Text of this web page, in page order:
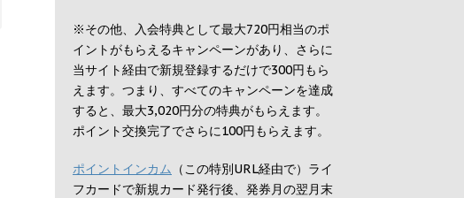
※その他、入会特典として最大720円相当のポ
イントがもらえるキャンペーンがあり、さらに
当サイト経由で新規登録するだけで300円もら
えます。つまり、すべてのキャンペーンを達成
すると、最大3,020円分の特典がもらえます。
ポイント交換完了でさらに100円もらえます。
ポイントインカム （この特別URL経由で）ライ
フカードで新規カード発行後、発券月の翌月末